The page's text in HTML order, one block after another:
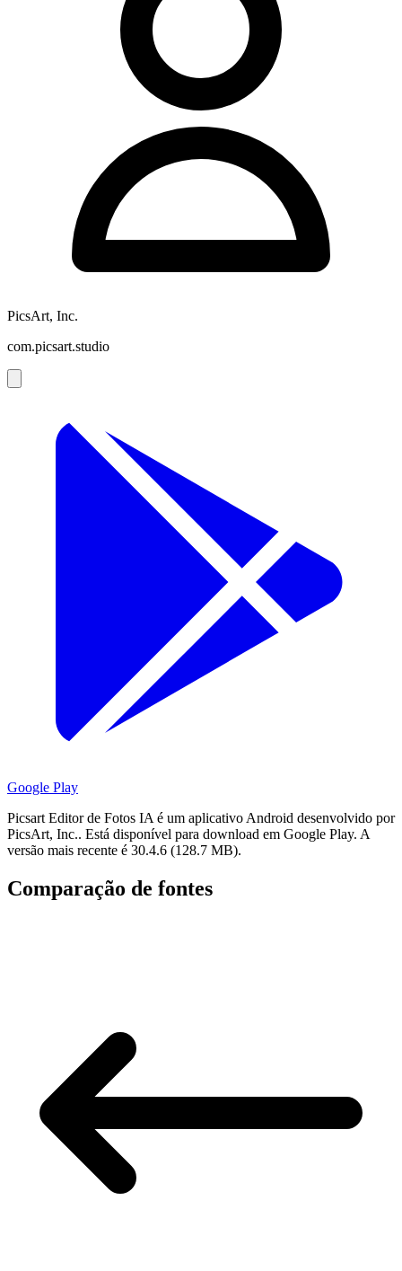
PicsArt, Inc.
com.picsart.studio
Google Play
Picsart Editor de Fotos IA é um aplicativo Android desenvolvido por
PicsArt, Inc.. Está disponível para download em Google Play. A
versão mais recente é 30.4.6 (128.7 MB).
Comparação de fontes